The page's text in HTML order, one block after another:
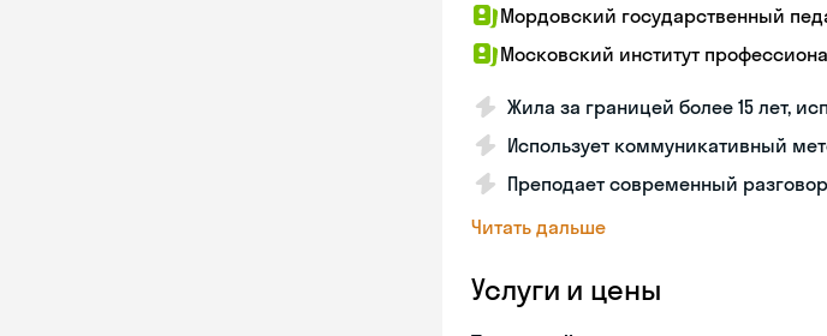
Мордовский государственный
Московский институт
Жила за границей более 15 лет,
Использует коммуникативный
Преподает современный
Читать дальше
Услуги и цены